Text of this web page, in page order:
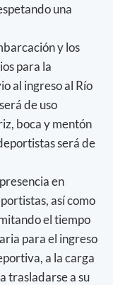
una
y los
para la
al ingreso al Río
de uso
boca y mentón
será de
en
así como
el tiempo
para el ingreso
a la carga
trasladarse a su